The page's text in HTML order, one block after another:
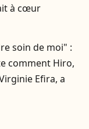
à cœur
soin de moi" :
comment Hiro,
Efira, a